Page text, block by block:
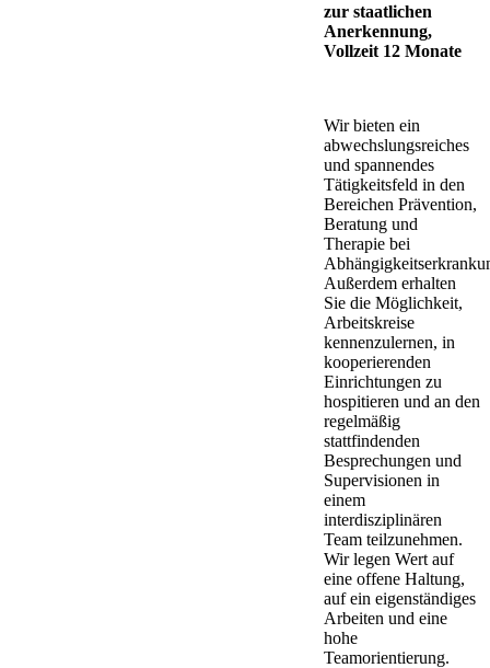
zur staatlichen
Anerkennung,
Vollzeit 12 Monate
Wir bieten ein
abwechslungsreiches
und spannendes
Tätigkeitsfeld in den
Bereichen Prävention,
Beratung und
Therapie bei
Außerdem erhalten
Sie die Möglichkeit,
Arbeitskreise
kennenzulernen, in
kooperierenden
Einrichtungen zu
hospitieren und an den
regelmäßig
stattfindenden
Besprechungen und
Supervisionen in
einem
interdisziplinären
Team teilzunehmen.
Wir legen Wert auf
eine offene Haltung,
auf ein eigenständiges
Arbeiten und eine
hohe
Teamorientierung.